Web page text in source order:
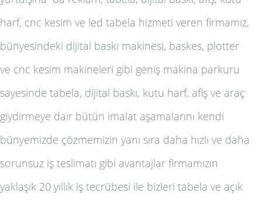
harf, cnc kesim ve led tabela hizmeti veren firmamız,
bünyesindeki dijital baskı makinesi, baskes, plotter
ve cnc kesim makineleri gibi geniş makina parkuru
sayesinde tabela, dijital baskı, kutu harf, afiş ve araç
giydirmeye dair bütün imalat aşamalarını kendi
bünyemizde çözmemizin yanı sıra daha hızlı ve daha
sorunsuz iş teslimatı gibi avantajlar firmamızın
yaklaşık 20 yıllık iş tecrübesi ile bizleri tabela ve açık